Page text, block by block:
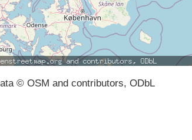
© OSM and contributors, ODbL